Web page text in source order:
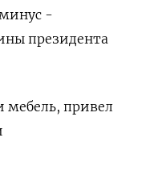
-
президента
мебель, привел